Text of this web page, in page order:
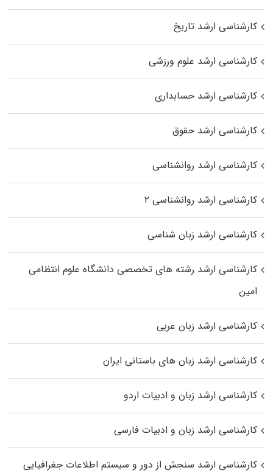
کارشناسی ارشد تاریخ
کارشناسی ارشد علوم ورزشی
کارشناسی ارشد حسابداری
کارشناسی ارشد حقوق
کارشناسی ارشد روانشناسی
کارشناسی ارشد روانشناسی ۲
کارشناسی ارشد زبان شناسی
کارشناسی ارشد رﺷﺘﻪ ﻫﺎی تخصصی داﻧﺸﮕﺎه ﻋﻠﻮم انتظامی
اﻣﻴﻦ
کارشناسی ارشد زبان عربی
کارشناسی ارشد زبان‌ های باستانی ایران
کارشناسی ارشد زبان و ادبیات اردو
کارشناسی ارشد زبان و ادبیات فارسی
کارشناسی ارشد سنجش از دور و سیستم اطلاعات جغرافیایی